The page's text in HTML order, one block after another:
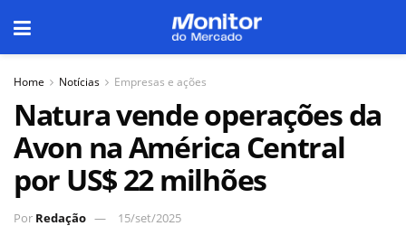
Home Notícias Empresas e ações
Natura vende operações da
Avon na América Central
por US$ 22 milhões
Por Redação 15/set/2025